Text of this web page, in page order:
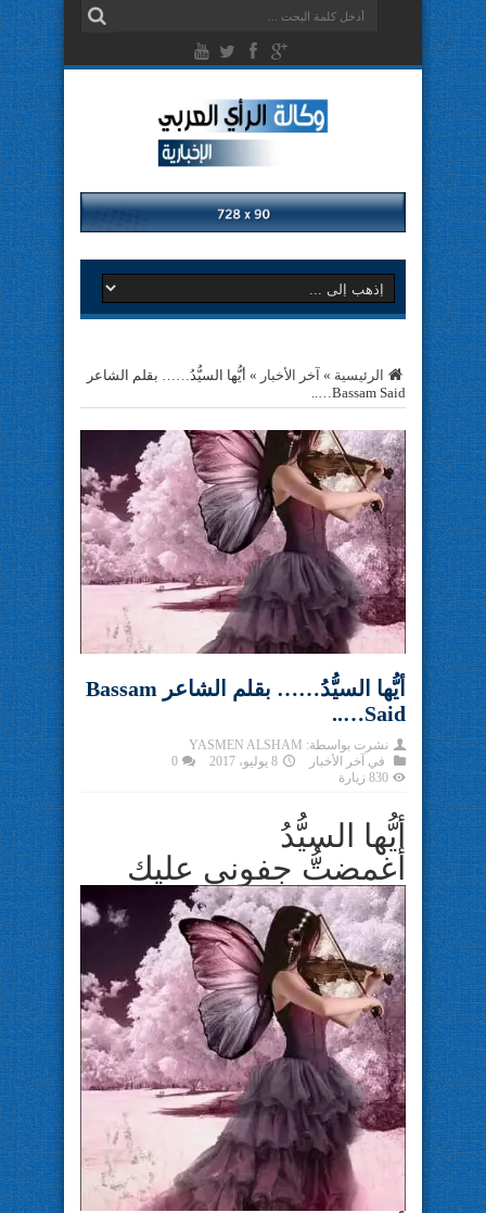
الرئيسية » آخر الأخبار » أيُّها السيُّدُ…… بقلم الشاعر
Bassam Said…..
أيُّها السيُّدُ…… بقلم الشاعر Bassam
Said…..
نشرت بواسطة: YASMEN ALSHAM
في آخر الأخبار 8 يوليو، 2017
0
830 زيارة
أيُّها السيُّدُ
أغمضتُّ جفوني عليك